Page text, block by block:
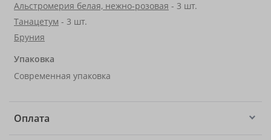
Альстромерия белая, нежно-розовая - 3 шт.
Танацетум - 3 шт.
Бруния
Упаковка
Современная упаковка
Оплата